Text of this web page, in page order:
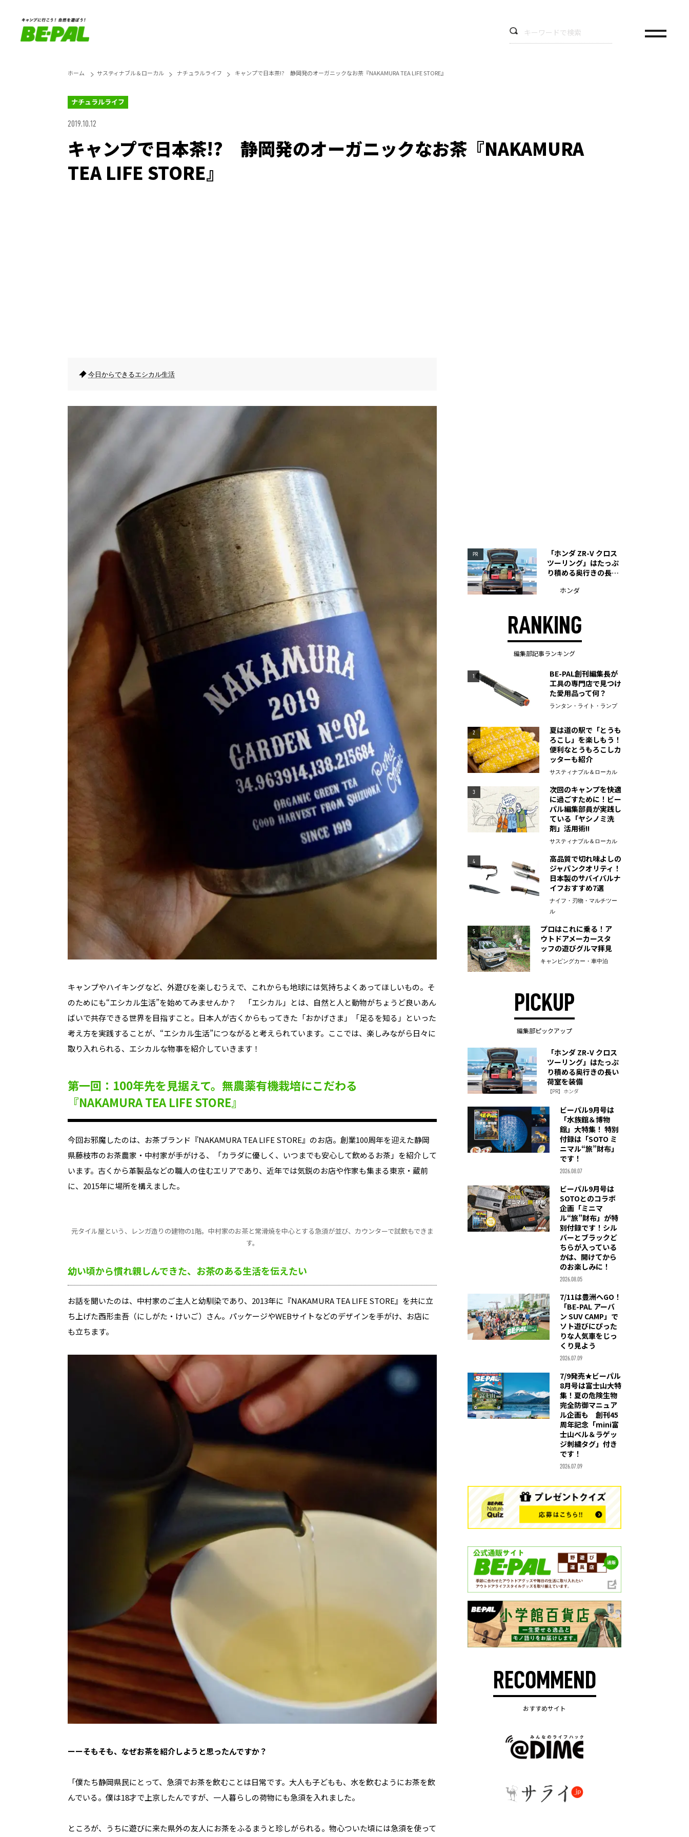
ホーム サスティナブル＆ローカル ナチュラルライフ キャンプで日本茶!? 静岡発のオーガニックなお茶『NAKAMURA TEA LIFE STORE』
ナチュラルライフ
2019.10.12
キャンプで日本茶!? 静岡発のオーガニックなお茶『NAKAMURA
TEA LIFE STORE』
今日からできるエシカル生活
キャンプやハイキングなど、外遊びを楽しむうえで、これからも地球には気持ちよくあってほしいもの。そ
のためにも“エシカル生活”を始めてみませんか？
「エシカル」とは、自然と人と動物がちょうど良いあん
ばいで共存できる世界を目指すこと。 日本人が古くからもってきた「おかげさま」「足るを知る」といった
考え方を実践することが、“エシカル生活”につながると考えられています。 ここでは、楽しみながら日々に
取り入れられる、 エシカルな物事を紹介していきます！
第一回：100年先を見据えて。無農薬有機栽培にこだわる
『NAKAMURA TEA LIFE STORE』
今回お邪魔したのは、お茶ブランド『NAKAMURA TEA LIFE STORE』のお店。創業100周年を迎えた静岡
県藤枝市のお茶農家・中村家が手がける、「カラダに優しく、いつまでも安心して飲めるお茶」を紹介して
います。古くから革製品などの職人の住むエリアであり、近年では気鋭のお店や作家も集まる東京・蔵前
に、2015年に場所を構えました。
元タイル屋という、レンガ造りの建物の1階。中村家のお茶と常滑焼を中心とする急須が並び、カウンターで試飲もできま
す。
幼い頃から慣れ親しんできた、お茶のある生活を伝えたい
お話を聞いたのは、中村家のご主人と幼馴染であり、2013年に『NAKAMURA TEA LIFE STORE』を共に立
ち上げた西形圭吾（にしがた・けいご）さん。パッケージやWEBサイトなどのデザインを手がけ、お店に
も立ちます。
ーーそもそも、なぜお茶を紹介しようと思ったんですか？
「僕たち静岡県民にとって、急須でお茶を飲むことは日常です。大人も子どもも、水を飲むようにお茶を飲
んでいる。僕は18才で上京したんですが、一人暮らしの荷物にも急須を入れました。
ところが、うちに遊びに来た県外の友人にお茶をふるまうと珍しがられる。物心ついた頃には急須を使って
PR
「ホンダ ZR-V クロス
ツーリング」はたっぷ
り積める奥行きの長い
ホンダ
RANKING
編集部記事ランキング
1
BE-PAL創刊編集長が
工具の専門店で見つけ
た愛用品って何？
ランタン・ライト・ランプ
2
夏は道の駅で「とうも
ろこし」を楽しもう！
便利なとうもろこしカ
ッターも紹介
サスティナブル＆ローカル
3
次回のキャンプを快適
に過ごすために！ビー
パル編集部員が実践し
ている「ヤシノミ洗
剤」活用術!!
サスティナブル＆ローカル
4
高品質で切れ味よしの
ジャパンクオリティ！
日本製のサバイバルナ
イフおすすめ7選
ナイフ・刃物・マルチツー
ル
5
プロはこれに乗る！ア
ウトドアメーカースタ
ッフの遊びグルマ拝見
キャンピングカー・車中泊
PICKUP
編集部ピックアップ
「ホンダ ZR-V クロス
ツーリング」はたっぷ
り積める奥行きの長い
荷室を装備
【PR】ホンダ
ビーパル9月号は
「水族館＆博物
館」大特集！ 特別
付録は「SOTO ミ
ニマル“旅”財布」
です！
2026.08.07
ビーパル9月号は
SOTOとのコラボ
企画「ミニマ
ル“旅”財布」が特
別付録です！シル
バーとブラックど
ちらが入っている
かは、開けてから
のお楽しみに！
2026.08.05
7/11は豊洲へGO！
「BE-PAL アーバ
ン SUV CAMP」で
ソト遊びにぴった
りな人気車をじっ
くり見よう
2026.07.09
7/9発売★ビーパル
8月号は富士山大特
集！夏の危険生物
完全防御マニュア
ル企画も 創刊45
周年記念「mini富
士山ベル＆ラゲッ
ジ刺繍タグ」付き
です！
2026.07.09
RECOMMEND
おすすめサイト